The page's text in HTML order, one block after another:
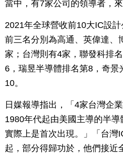
當中，有7家公司的領導者，來
2021年全球營收前10大IC設計
前三名分別為高通、英偉達、
家；台灣則有4家，聯發科排
6，瑞昱半導體排名第8，奇景
10。
日媒報導指出，「4家台灣企
1980年代起由美國主導的半
實際上是首次出現。」「台灣
起，部分得歸功於，他們接近